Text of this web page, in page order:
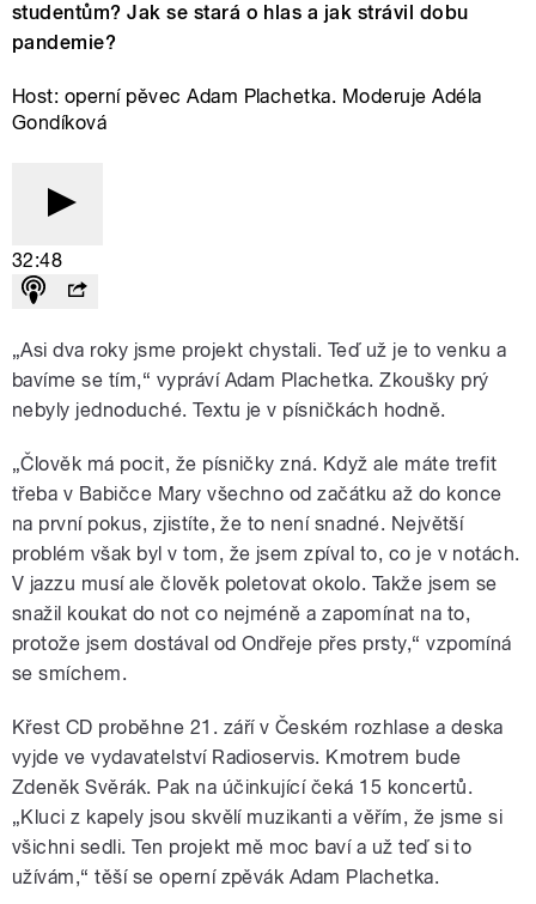
studentům? Jak se stará o hlas a jak strávil dobu
pandemie?
Host: operní pěvec Adam Plachetka. Moderuje Adéla
Gondíková
32:48
„Asi dva roky jsme projekt chystali. Teď už je to venku a
bavíme se tím,“ vypráví Adam Plachetka. Zkoušky prý
nebyly jednoduché. Textu je v písničkách hodně.
„Člověk má pocit, že písničky zná. Když ale máte trefit
třeba v Babičce Mary všechno od začátku až do konce
na první pokus, zjistíte, že to není snadné. Největší
problém však byl v tom, že jsem zpíval to, co je v notách.
V jazzu musí ale člověk poletovat okolo. Takže jsem se
snažil koukat do not co nejméně a zapomínat na to,
protože jsem dostával od Ondřeje přes prsty,“ vzpomíná
se smíchem.
Křest CD proběhne 21. září v Českém rozhlase a deska
vyjde ve vydavatelství Radioservis. Kmotrem bude
Zdeněk Svěrák. Pak na účinkující čeká 15 koncertů.
„Kluci z kapely jsou skvělí muzikanti a věřím, že jsme si
všichni sedli. Ten projekt mě moc baví a už teď si to
užívám,“ těší se operní zpěvák Adam Plachetka.